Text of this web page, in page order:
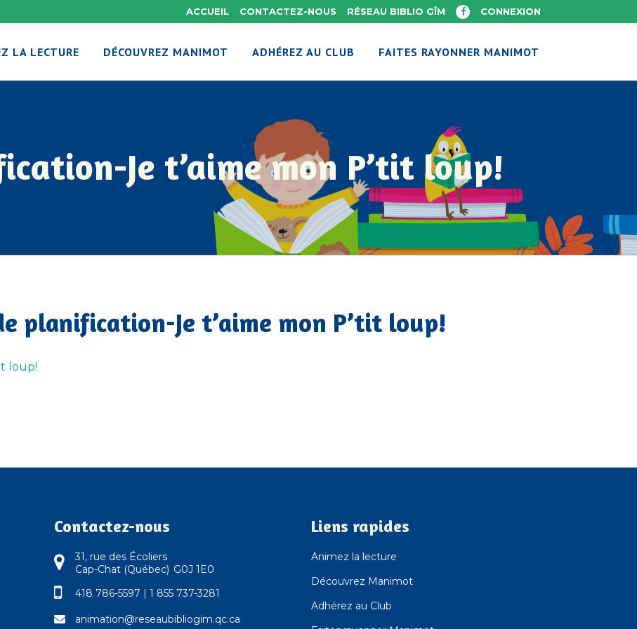
ACCUEIL CONTACTEZ-NOUS RÉSEAU BIBLIO GÎM CONNEXION
LA LECTURE DÉCOUVREZ MANIMOT ADHÉREZ AU CLUB FAITES RAYONNER MANIMOT
Je t’aime mon P’tit loup!
planification-Je t’aime mon P’tit loup!
loup!
Contactez-nous
31, rue des Écoliers
Cap-Chat (Québec) G0J 1E0
418 786-5597 | 1 855 737-3281
animation@reseaubibliogim.qc.ca
Liens rapides
Animez la lecture
Découvrez Manimot
Adhérez au Club